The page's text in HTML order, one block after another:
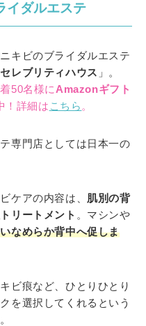
イダルエステ
キビのブライダルエステ
セレブリティハウス 」。
50名様に Amazonギフト
！詳細は こちら 。
専門店としては日本一の
ケアの内容は、 肌別の背
リートメント 。マシンや
なめらか背中へ促しま
ビ痕など、ひとりひとり
を選択してくれるという